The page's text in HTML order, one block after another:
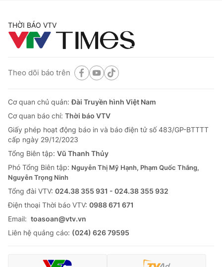
THỜI BÁO VTV
Theo dõi báo trên
Cơ quan chủ quản:Đài Truyền hình Việt Nam
Cơ quan báo chí: Thời báo VTV
Giấy phép hoạt động báo in và báo điện tử số 483/GP-BTTTT
cấp ngày 29/12/2023
Tổng Biên tập: Vũ Thanh Thủy
Phó Tổng Biên tập: Nguyễn Thị Mỹ Hạnh, Phạm Quốc Thắng,
Nguyễn Trọng Ninh
Tổng đài VTV: 024.38 355 931 - 024.38 355 932
Ðiện thoại Thời báo VTV: 0988 671 671
Email: toasoan@vtv.vn
Liên hệ quảng cáo: (024) 626 79595